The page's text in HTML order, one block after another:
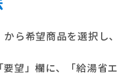
ら希望商品を選択し、
望」欄に、「給湯省エ